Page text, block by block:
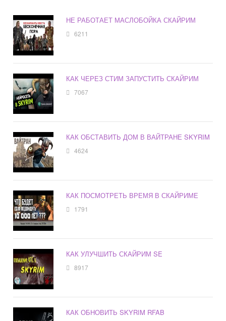
НЕ РАБОТАЕТ МАСЛОБОЙКА СКАЙРИМ
6211
КАК ЧЕРЕЗ СТИМ ЗАПУСТИТЬ СКАЙРИМ
7067
КАК ОБСТАВИТЬ ДОМ В ВАЙТРАНЕ SKYRIM
4624
КАК ПОСМОТРЕТЬ ВРЕМЯ В СКАЙРИМЕ
1791
КАК УЛУЧШИТЬ СКАЙРИМ SE
8917
КАК ОБНОВИТЬ SKYRIM RFAB